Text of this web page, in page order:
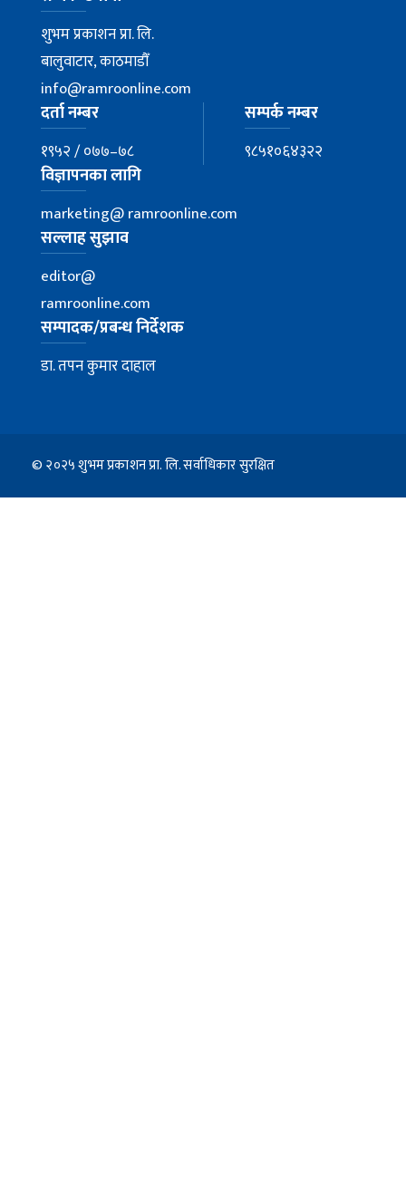
शुभम प्रकाशन प्रा. लि.
बालुवाटार, काठमाडौँ
info@ramroonline.com
दर्ता नम्बर
१९५२ / ०७७–७८
सम्पर्क नम्बर
९८५१०६४३२२
विज्ञापनका लागि
marketing@ ramroonline.com
सल्लाह सुझाव
editor@
ramroonline.com
सम्पादक/प्रबन्ध निर्देशक
डा. तपन कुमार दाहाल
© २०२५ शुभम प्रकाशन प्रा. लि. सर्वाधिकार सुरक्षित